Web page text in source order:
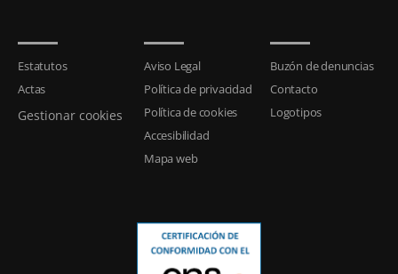
Estatutos
Actas
Gestionar cookies
Aviso Legal
Política de privacidad
Política de cookies
Accesibilidad
Mapa web
Buzón de denuncias
Contacto
Logotipos